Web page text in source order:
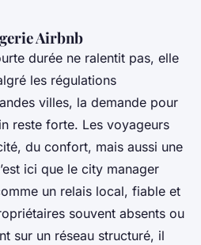
Airbnb
durée ne ralentit pas, elle
les régulations
villes, la demande pour
reste forte. Les voyageurs
du confort, mais aussi une
ici que le city manager
un relais local, fiable et
souvent absents ou
sur un réseau structuré, il